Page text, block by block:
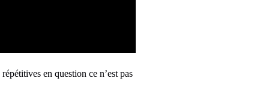
en question ce n’est pas